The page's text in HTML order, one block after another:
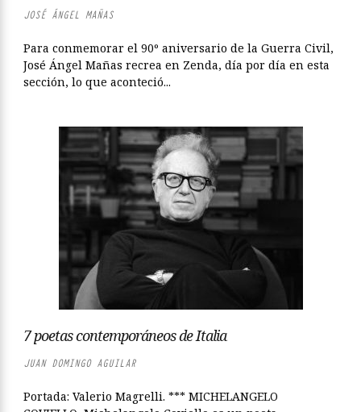
JOSÉ ÁNGEL MAÑAS
Para conmemorar el 90º aniversario de la Guerra Civil,
José Ángel Mañas recrea en Zenda, día por día en esta
sección, lo que aconteció...
7 poetas contemporáneos de Italia
JUAN DOMINGO AGUILAR
Portada: Valerio Magrelli. *** MICHELANGELO